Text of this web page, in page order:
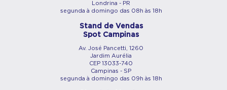
Londrina - PR
segunda à domingo das 08h às 18h
Stand de Vendas
Spot Campinas
Av. José Pancetti, 1260
Jardim Aurélia
CEP 13033-740
Campinas - SP
segunda à domingo das 09h às 18h